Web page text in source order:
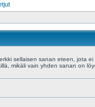
sellaisen sanan eteen, jota ei
mikäli vain yhden sanan on